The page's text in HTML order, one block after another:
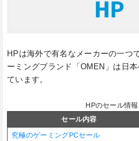
HPは海外で有名なメーカーの一つ
ーミングブランド「OMEN」は日
ています。
HPのセール情報
セール内容
究極のゲーミングPCセール